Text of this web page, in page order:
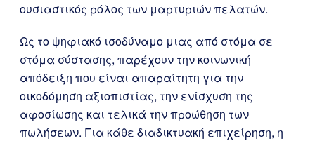
ουσιαστικός ρόλος των μαρτυριών πελατών.
Ως το ψηφιακό ισοδύναμο μιας από στόμα σε
στόμα σύστασης, παρέχουν την κοινωνική
απόδειξη που είναι απαραίτητη για την
οικοδόμηση αξιοπιστίας, την ενίσχυση της
αφοσίωσης και τελικά την προώθηση των
πωλήσεων. Για κάθε διαδικτυακή επιχείρηση, η